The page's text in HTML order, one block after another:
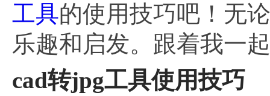
工具的使用技巧吧！无
乐趣和启发。跟着我一
cad转jpg工具使用技巧